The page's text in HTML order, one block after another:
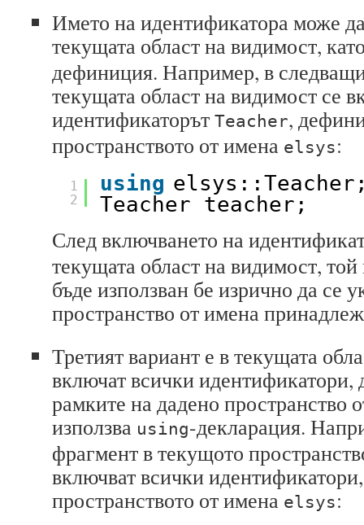
Името на идентификатора може
текущата област на видимост,
дефиниция. Например, в
текущата област на видимост се
идентификаторът Teacher,
пространството от имена elsys:
1
2
using
Teacher teacher;
След включването на
текущата област на видимост,
бъде използван бе изрично да се
пространство от имена
Третият вариант е в текущата
включат всички
рамките на дадено пространство
използва using-декларация.
фрагмент в текущото
включват всички
пространството от имена elsys: